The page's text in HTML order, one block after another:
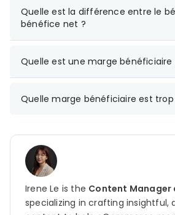
Quelle est la différence entre le
bénéfice net ?
Quelle est une marge bénéficiaire
Quelle marge bénéficiaire est trop
Irene Le is the Content Manager
specializing in crafting insightful,